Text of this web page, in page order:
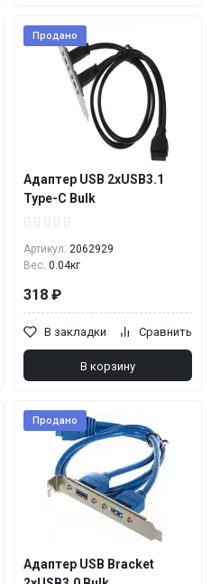
Продано
Адаптер USB 2xUSB3.1
Type-C Bulk
Артикул: 2062929
Вес: 0.04кг
318 ₽
В закладки Сравнить
В корзину
Продано
Адаптер USB Bracket